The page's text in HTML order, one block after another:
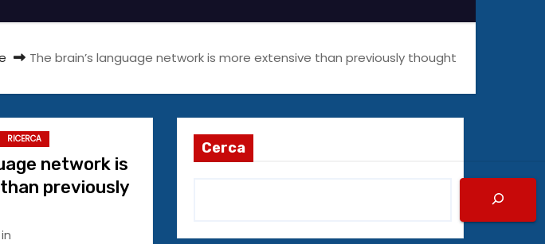
The brain’s language network is more extensive than previously thought
RICERCA
network is
previously
Cerca